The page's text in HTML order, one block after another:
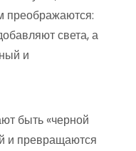
преображаются:
света, а
и
быть «черной
и превращаются